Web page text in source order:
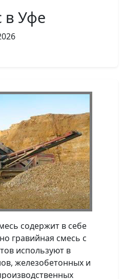
в Уфе
содержит в себе
гравийная смесь с
используют в
железобетонных и